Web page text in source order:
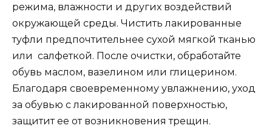
режима, влажности и других воздействий
окружающей среды. Чистить лакированные
туфли предпочтительнее сухой мягкой тканью
или салфеткой. После очистки, обработайте
обувь маслом, вазелином или глицерином.
Благодаря своевременному увлажнению, уход
за обувью с лакированной поверхностью,
защитит ее от возникновения трещин.